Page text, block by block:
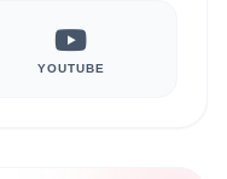
YOUTUBE